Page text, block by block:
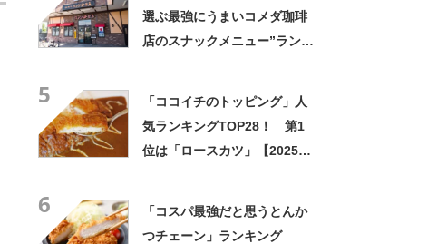
選ぶ最強にうまいコメダ珈琲
店のスナックメニュー”ランキ
5
「ココイチのトッピング」人
気ランキングTOP28！ 第1
位は「ロースカツ」【2025年
6
「コスパ最強だと思うとんか
つチェーン」ランキング